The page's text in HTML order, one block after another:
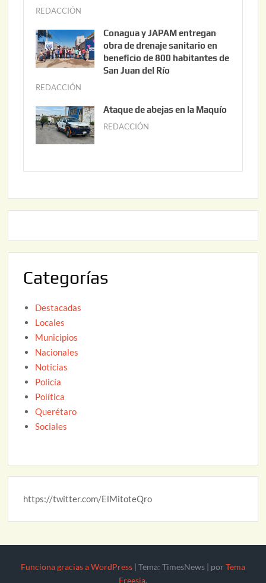
,
2
0
REDACCIÓN
n
i
o
,
2
0
6
Conagua y JAPAM entregan
obra de drenaje sanitario en
beneficio de 800 habitantes de
San Juan del Río
REDACCIÓN
n
i
o
Ataque de abejas en la Maquío
REDACCIÓN
o
2
Categorías
Destacadas
Locales
Municipios
Nacionales
Noticias
Policía
Política
Querétaro
Sociales
https://twitter.com/ElMitoteQro
Funciona gracias a WordPress | Tema: TimesNews | por Tema
Freesia.